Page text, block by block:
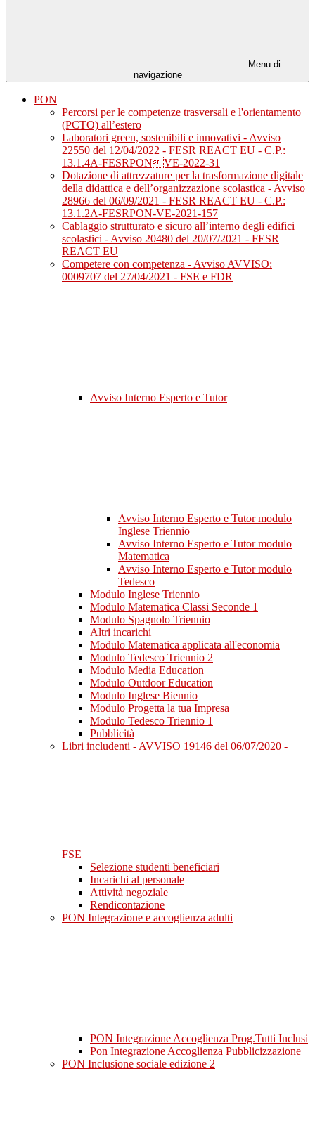
Menu di
navigazione
PON
Percorsi per le competenze trasversali e l'orientamento
(PCTO) all’estero
Laboratori green, sostenibili e innovativi - Avviso
22550 del 12/04/2022 - FESR REACT EU - C.P.:
13.1.4A-FESRPONVE-2022-31
Dotazione di attrezzature per la trasformazione digitale
della didattica e dell’organizzazione scolastica - Avviso
28966 del 06/09/2021 - FESR REACT EU - C.P.:
13.1.2A-FESRPON-VE-2021-157
Cablaggio strutturato e sicuro all’interno degli edifici
scolastici - Avviso 20480 del 20/07/2021 - FESR
REACT EU
Competere con competenza - Avviso AVVISO:
0009707 del 27/04/2021 - FSE e FDR
Avviso Interno Esperto e Tutor
Avviso Interno Esperto e Tutor modulo
Inglese Triennio
Avviso Interno Esperto e Tutor modulo
Matematica
Avviso Interno Esperto e Tutor modulo
Tedesco
Modulo Inglese Triennio
Modulo Matematica Classi Seconde 1
Modulo Spagnolo Triennio
Altri incarichi
Modulo Matematica applicata all'economia
Modulo Tedesco Triennio 2
Modulo Media Education
Modulo Outdoor Education
Modulo Inglese Biennio
Modulo Progetta la tua Impresa
Modulo Tedesco Triennio 1
Pubblicità
Libri includenti - AVVISO 19146 del 06/07/2020 -
FSE
Selezione studenti beneficiari
Incarichi al personale
Attività negoziale
Rendicontazione
PON Integrazione e accoglienza adulti
PON Integrazione Accoglienza Prog.Tutti Inclusi
Pon Integrazione Accoglienza Pubblicizzazione
PON Inclusione sociale edizione 2